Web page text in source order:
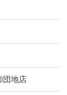
地店